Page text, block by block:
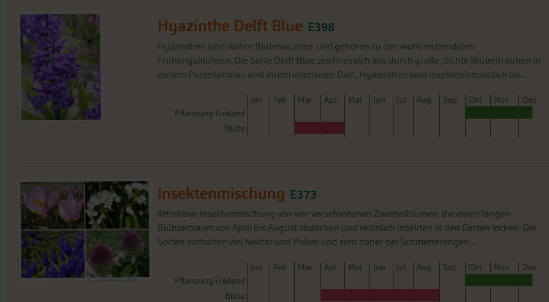
Hyazinthe Delft Blue E398
Hyazinthen sind wahre Blütenwunder und gehören zu den wohlriechendsten
Frühlingsblühern. Die Sorte Delft Blue zeichnet sich aus durch große, dichte Blütentrauben in
zartem Porzellanblau und ihrem intensiven Duft. Hyazinthen sind insektenfreundlich un...
Jan Feb Mar Apr Mai Jun Jul Aug Sep Okt Nov Dez
Pflanzung Freiland
Blüte
Insektenmischung E373
Attraktive Insektenmischung von vier verschiedenen Zwiebelblumen, die einen langen
Blühzeitraum von April bis August abdecken und reichlich Insekten in den Garten locken. Die
Sorten enthalten viel Nektar und Pollen und sind daher bei Schmetterlingen,...
Jan Feb Mar Apr Mai Jun Jul Aug Sep Okt Nov Dez
Pflanzung Freiland
Blüte